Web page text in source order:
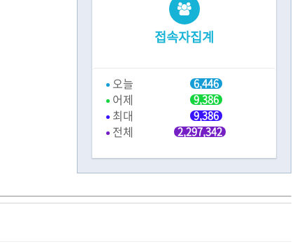
접속자집계
오늘 6,446
어제 9,386
최대 9,386
전체 2,297,342